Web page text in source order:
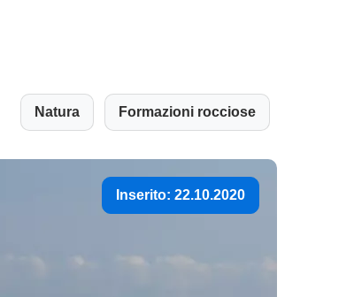
Natura Formazioni rocciose
Inserito: 22.10.2020